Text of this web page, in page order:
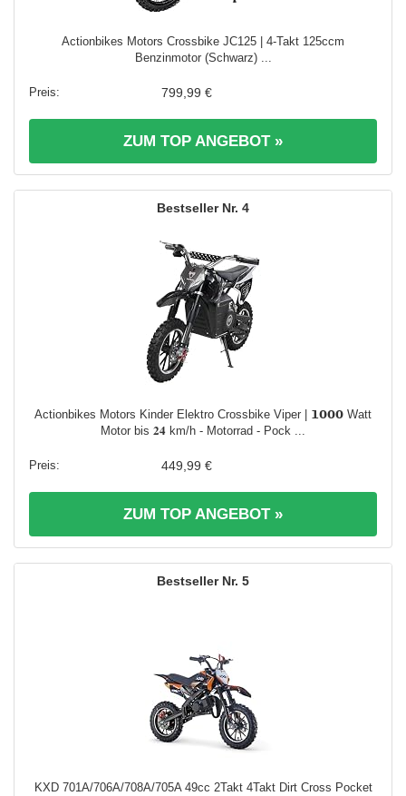
Actionbikes Motors Crossbike JC125 | 4-Takt 125ccm
Benzinmotor (Schwarz) ...
799,99 €
ZUM TOP ANGEBOT »
4
Actionbikes Motors Kinder Elektro Crossbike Viper | 𝟭𝟬𝟬𝟬 Watt
Motor bis 𝟐𝟒 km/h - Motorrad - Pock ...
449,99 €
ZUM TOP ANGEBOT »
5
KXD 701A/706A/708A/705A 49cc 2Takt 4Takt Dirt Cross Pocket